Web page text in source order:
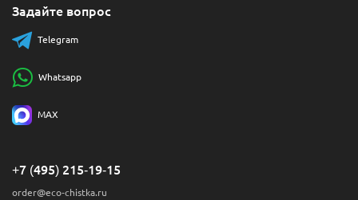
Задайте вопрос
Telegram
Whatsapp
MAX
+7 (495) 215-19-15
order@eco-chistka.ru